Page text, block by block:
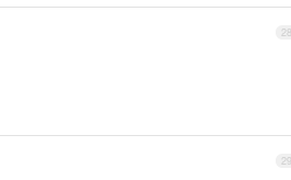
28
29